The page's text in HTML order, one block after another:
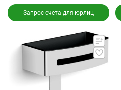
Запрос счета для юрлиц